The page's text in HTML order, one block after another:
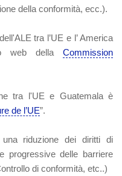
della conformità, ecc.).
tra l’UE e l’ America
web della Commission
tra l'UE e Guatemala è
de l’UE”.
una riduzione dei diritti di
progressive delle barriere
di conformità, etc..)